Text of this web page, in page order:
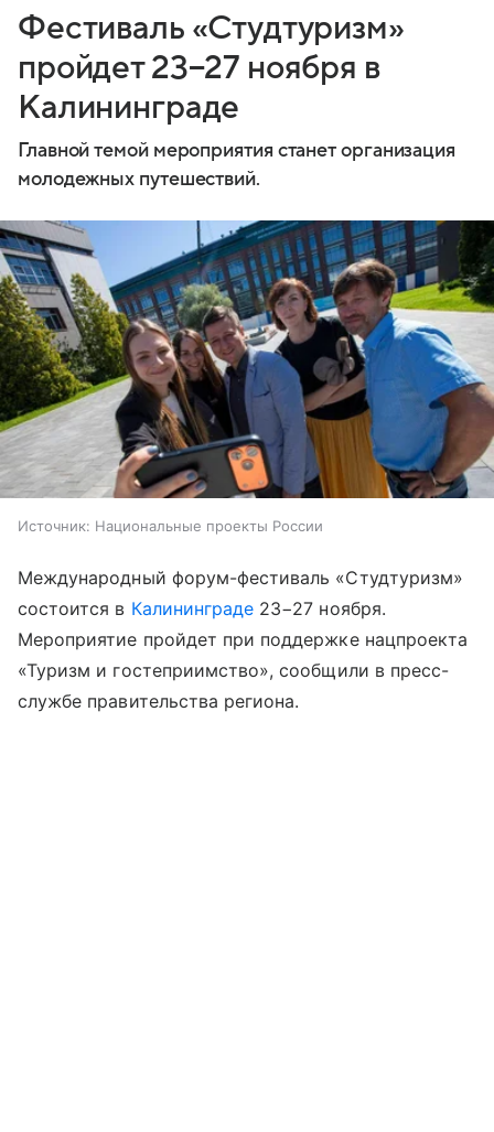
Фестиваль «Студтуризм»
пройдет 23−27 ноября в
Калининграде
Главной темой мероприятия станет организация
молодежных путешествий.
Источник: Национальные проекты России
Международный форум-фестиваль «Студтуризм»
состоится в Калининграде 23−27 ноября.
Мероприятие пройдет при поддержке нацпроекта
«Туризм и гостеприимство», сообщили в пресс-
службе правительства региона.